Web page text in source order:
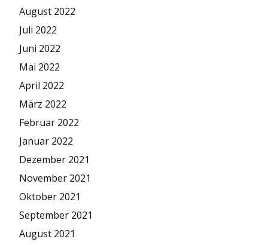
August 2022
Juli 2022
Juni 2022
Mai 2022
April 2022
März 2022
Februar 2022
Januar 2022
Dezember 2021
November 2021
Oktober 2021
September 2021
August 2021